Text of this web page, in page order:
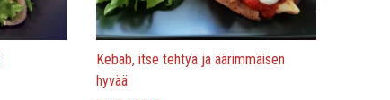
Kebab, itse tehtyä ja äärimmäisen
hyvää